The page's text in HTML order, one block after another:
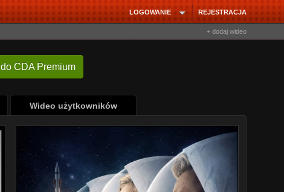
REJESTRACJA
LOGOWANIE
+ dodaj wideo
do CDA Premium
Wideo użytkowników